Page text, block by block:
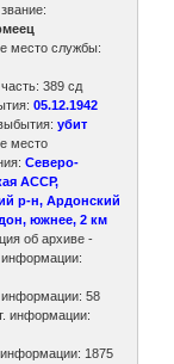
место службы:
389 сд
05.12.1942
убит
место
Северо-
АССР,
р-н, Ардонский
южнее, 2 км
об архиве -
информации:
информации: 58
информации:
информации: 1875